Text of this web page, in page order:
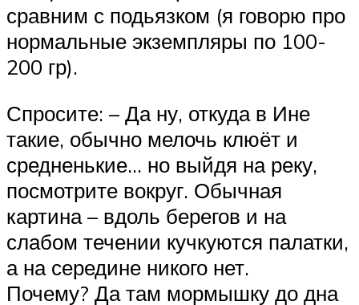
сравним с подьязком (я говорю про
нормальные экземпляры по 100-
200 гр).
Спросите: – Да ну, откуда в Ине
такие, обычно мелочь клюёт и
средненькие… но выйдя на реку,
посмотрите вокруг. Обычная
картина – вдоль берегов и на
слабом течении кучкуются палатки,
а на середине никого нет.
Почему? Да там мормышку до дна